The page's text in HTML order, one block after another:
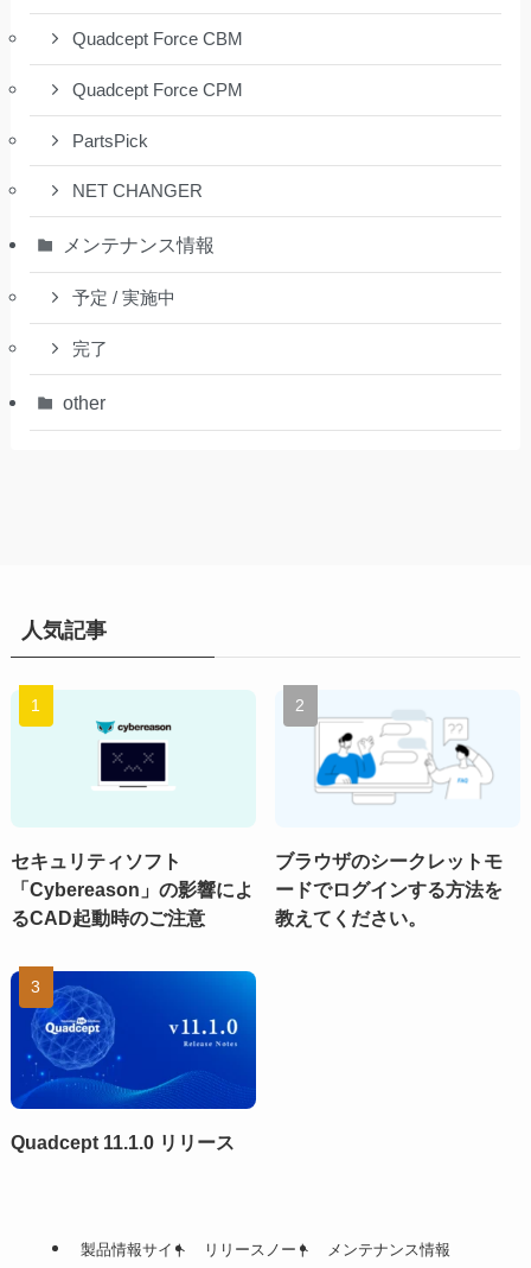
Quadcept Force CBM
Quadcept Force CPM
PartsPick
NET CHANGER
メンテナンス情報
予定 / 実施中
完了
other
人気記事
セキュリティソフト
「Cybereason」の影響によ
るCAD起動時のご注意
ブラウザのシークレットモ
ードでログインする方法を
教えてください。
Quadcept 11.1.0 リリース
製品情報サイト リリースノート メンテナンス情報